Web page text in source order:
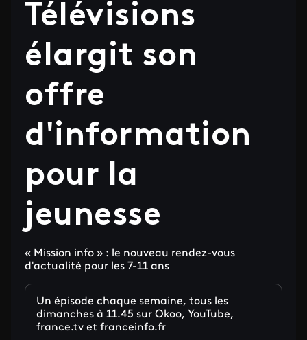
Télévisions
élargit son
offre
d'information
pour la
jeunesse
« Mission info » : le nouveau rendez-vous
d'actualité pour les 7-11 ans
Un épisode chaque semaine, tous les
dimanches à 11.45 sur Okoo, YouTube,
france.tv et franceinfo.fr